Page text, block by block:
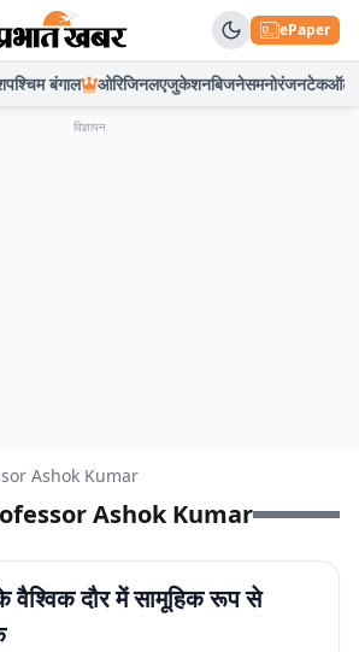
ePaper
पश्चिम बंगाल ओरिजिनलएजुकेशनबिजनेसमनोरंजनटेकऑटो
विज्ञापन
Ashok Kumar
Ashok Kumar
वैश्विक दौर में सामूहिक रूप से